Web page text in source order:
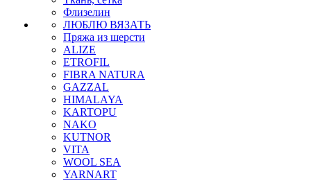
Флизелин
ЛЮБЛЮ ВЯЗАТЬ
Пряжа из шерсти
ALIZE
ETROFIL
FIBRA NATURA
GAZZAL
HIMALAYA
KARTOPU
NAKO
KUTNOR
VITA
WOOL SEA
YARNART